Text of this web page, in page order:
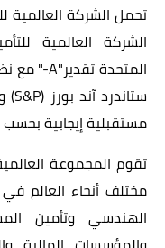
تحمل الشركة العالمية
الشركة العالمية
المتحدة تقدير"A-" مع
ستاندرد آند بورز (S&P
)
مستقبلية إيجابية
تقوم المجموعة
مختلف أنحاء العالم
الهندسي وتأمين